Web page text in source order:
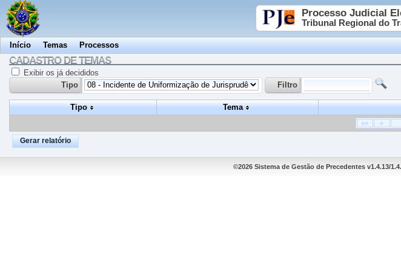
Processo Judicial
Tribunal Regional do
Início Temas Processos
CADASTRO DE TEMAS
Exibir os já decididos
Tipo
Filtro
Tipo Tema
«« «
©2026 Sistema de Gestão de Precedentes v1.4.13/